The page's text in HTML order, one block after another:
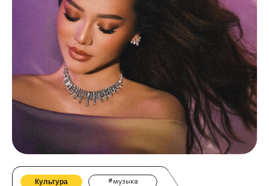
Культура #музыка